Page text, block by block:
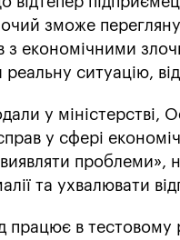
зможе
з економічними
ситуацію,
у міністерстві,
у сфері
проблеми»,
та ухвалювати
працює в